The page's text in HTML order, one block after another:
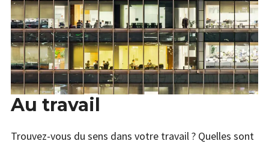
Au travail
Trouvez-vous du sens dans votre travail ? Quelles sont